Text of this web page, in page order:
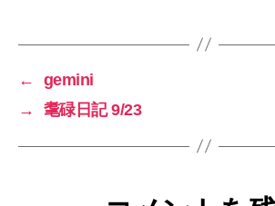
←
gemini
→
耄碌日記 9/23